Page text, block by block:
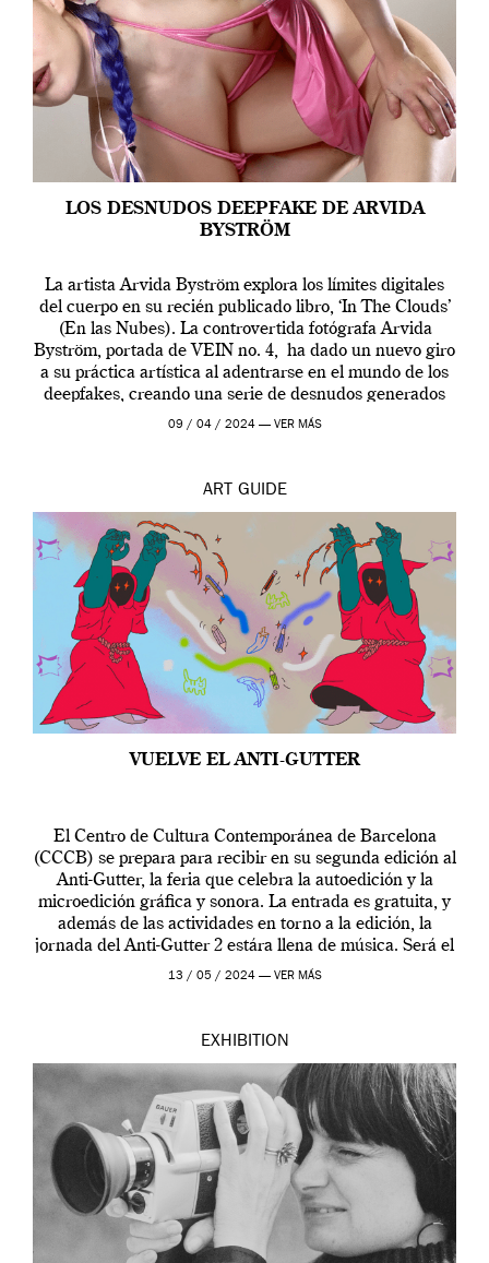
LOS DESNUDOS DEEPFAKE DE ARVIDA
BYSTRÖM
La artista Arvida Byström explora los límites digitales
del cuerpo en su recién publicado libro, ‘In The Clouds’
(En las Nubes). La controvertida fotógrafa Arvida
Byström, portada de VEIN no. 4, ha dado un nuevo giro
a su práctica artística al adentrarse en el mundo de los
deepfakes, creando una serie de desnudos generados
por […]
09 / 04 / 2024 — VER MÁS
ART GUIDE
VUELVE EL ANTI-GUTTER
El Centro de Cultura Contemporánea de Barcelona
(CCCB) se prepara para recibir en su segunda edición al
Anti-Gutter, la feria que celebra la autoedición y la
microedición gráfica y sonora. La entrada es gratuita, y
además de las actividades en torno a la edición, la
jornada del Anti-Gutter 2 estára llena de música. Será el
[…]
13 / 05 / 2024 — VER MÁS
EXHIBITION